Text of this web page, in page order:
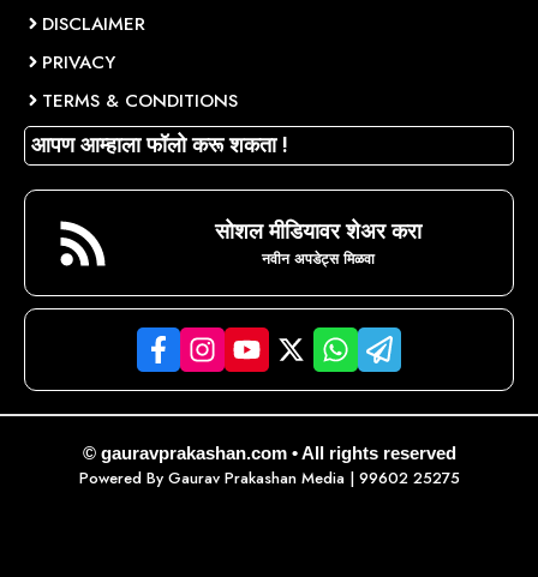
DISCLAIMER
PRIVACY
TERMS & CONDITIONS
आपण आम्हाला फॉलो करू शकता !
सोशल मीडियावर शेअर करा
नवीन अपडेट्स मिळवा
© gauravprakashan.com • All rights reserved
Powered By Gaurav Prakashan Media| 99602 25275